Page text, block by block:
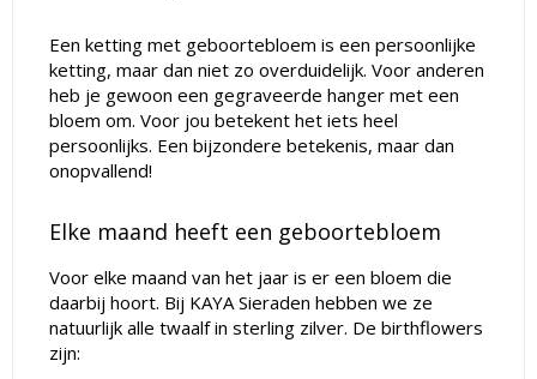
Een ketting met geboortebloem is een persoonlijke
ketting, maar dan niet zo overduidelijk. Voor anderen
heb je gewoon een gegraveerde hanger met een
bloem om. Voor jou betekent het iets heel
persoonlijks. Een bijzondere betekenis, maar dan
onopvallend!
Elke maand heeft een geboortebloem
Voor elke maand van het jaar is er een bloem die
daarbij hoort. Bij KAYA Sieraden hebben we ze
natuurlijk alle twaalf in sterling zilver. De birthflowers
zijn: